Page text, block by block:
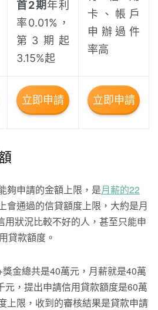
首2期年利
率0.01%，
第3期起
3.15%起
卡、帳戶
申辦過件
率高
立即申請 立即申請
夠申請的金額上限，是月薪的22
會通過的信貸額度上限，大約是月
用狀況比較不好的人，甚至只能申
貸款額度。
金總共是40萬元，月薪就是40萬
元，提出申請信用貸款額度是60萬
上限，收到的審核結果是貸款申請